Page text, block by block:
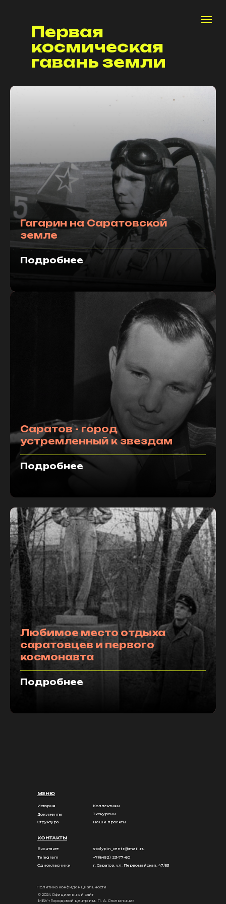
Первая
космическая
гавань земли
Гагарин на Саратовской
земле
Подробнее
Саратов - город
устремленный к звездам
Подробнее
Любимое место отдыха
саратовцев и первого
космонавта
Подробнее
Политика конфиденциальности
© 2024 Официальный сайт
МБУ «Городской центр им. П. А. Столыпина»
История
МЕНЮ
КОНТАКТЫ
Структура
Документы
Коллективы
Экскурсии
Наши проекты
Вконтакте
Telegram
Однокласники
stolypin_centr@mail.ru
г. Саратов, ул. Первомайская, 47/53
+7(8452) 23-77-60